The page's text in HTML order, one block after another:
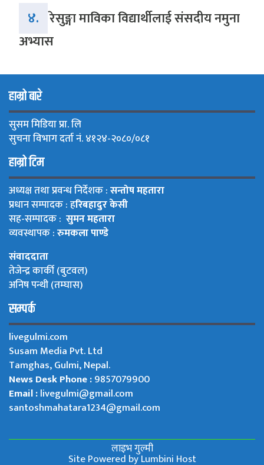
४. रेसुङ्गा माविका विद्यार्थीलाई संसदीय नमुना
अभ्यास
हाम्रो बारे
सुसम मिडिया प्रा. लि
सुचना विभाग दर्ता नं. ४१२४-२०८०/०८१
हाम्रो टिम
अध्यक्ष तथा प्रवन्ध निर्देशक :सन्तोष महतारा
प्रधान सम्पादक : हरिबहादुर केसी
सह-सम्पादक : सुमन महतारा
व्यवस्थापक :रुमकला पाण्डे
संवाददाता
तेजेन्द्र कार्की (बुटवल)
अनिष पन्थी (तम्घास)
सम्पर्क
livegulmi.com
Susam Media Pvt. Ltd
Tamghas, Gulmi, Nepal.
News Desk Phone :9857079900
Email :livegulmi@gmail.com
santoshmahatara1234@gmail.com
लाइभ गुल्मी
Site Powered byLumbini Host